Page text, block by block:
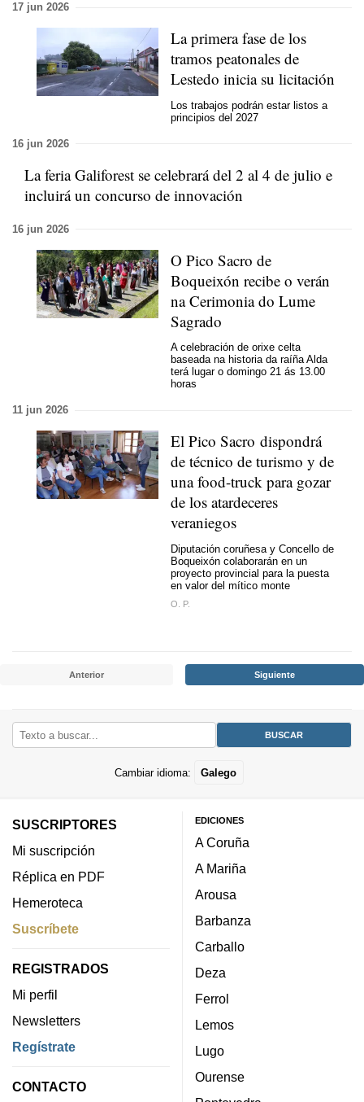
17 jun 2026
La primera fase de los
tramos peatonales de
Lestedo inicia su licitación
Los trabajos podrán estar listos a
principios del 2027
16 jun 2026
La feria Galiforest se celebrará del 2 al 4 de julio e
incluirá un concurso de innovación
16 jun 2026
O Pico Sacro de
Boqueixón recibe o verán
na Cerimonia do Lume
Sagrado
A celebración de orixe celta
baseada na historia da raíña Alda
terá lugar o domingo 21 ás 13.00
horas
11 jun 2026
El Pico Sacro dispondrá
de técnico de turismo y de
una food-truck para gozar
de los atardeceres
veraniegos
Diputación coruñesa y Concello de
Boqueixón colaborarán en un
proyecto provincial para la puesta
en valor del mítico monte
O. P.
Anterior Siguiente
Cambiar idioma: Galego
SUSCRIPTORES
Mi suscripción
Réplica en PDF
Hemeroteca
Suscríbete
REGISTRADOS
Mi perfil
Newsletters
Regístrate
CONTACTO
EDICIONES
A Coruña
A Mariña
Arousa
Barbanza
Carballo
Deza
Ferrol
Lemos
Lugo
Ourense